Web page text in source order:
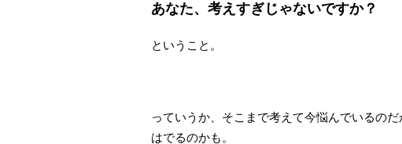
あなた、考えすぎじゃないですか？
ということ。
っていうか、そこまで考えて今悩んでいるの
はでるのかも。